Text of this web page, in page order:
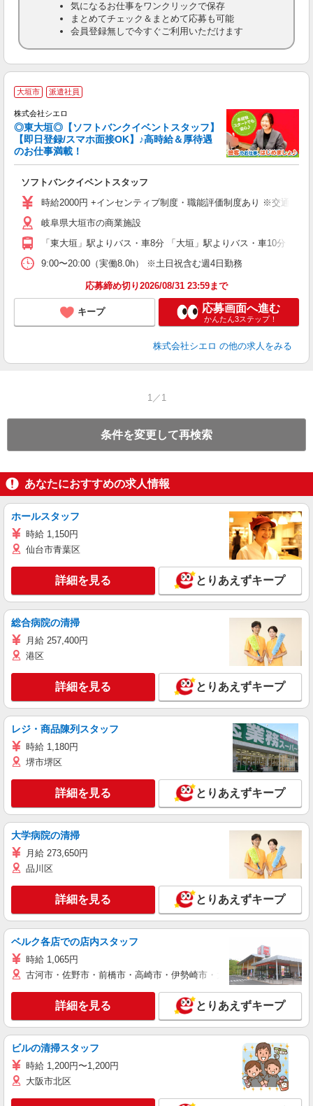
気になるお仕事をワンクリックで保存
まとめてチェック＆まとめて応募も可能
会員登録無しで今すぐご利用いただけます
大垣市 派遣社員
株式会社シエロ
◎東大垣◎【ソフトバンクイベントスタッフ】
【即日登録/スマホ面接OK】♪高時給＆厚待遇
のお仕事満載！
ソフトバンクイベントスタッフ
時給2000円 +インセンティブ制度・職能評価制度あり ※交通費
岐阜県大垣市の商業施設
「東大垣」駅よりバス・車8分 「大垣」駅よりバス・車10分
9:00〜20:00（実働8.0h） ※土日祝含む週4日勤務
応募締め切り2026/08/31 23:59まで
キープ 応募画面へ進む
かんたん3ステップ！
株式会社シエロ の他の求人をみる
1／1
条件を変更して再検索
あなたにおすすめの求人情報
ホールスタッフ
時給 1,150円
仙台市青葉区
詳細を見る とりあえずキープ
総合病院の清掃
月給 257,400円
港区
詳細を見る とりあえずキープ
レジ・商品陳列スタッフ
時給 1,180円
堺市堺区
詳細を見る とりあえずキープ
大学病院の清掃
月給 273,650円
品川区
詳細を見る とりあえずキープ
ベルク各店での店内スタッフ
時給 1,065円
古河市・佐野市・前橋市・高崎市・伊勢崎市・太田市・館林市・藤
詳細を見る とりあえずキープ
ビルの清掃スタッフ
時給 1,200円〜1,200円
大阪市北区